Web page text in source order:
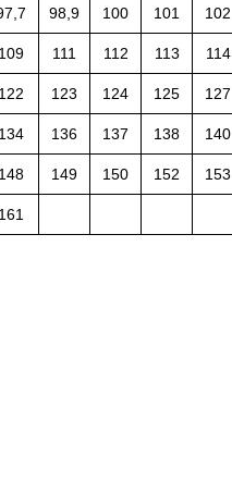
98,9 100 101 102
109 111 112 113 114
122 123 124 125 127
134 136 137 138 140
148 149 150 152 153
161